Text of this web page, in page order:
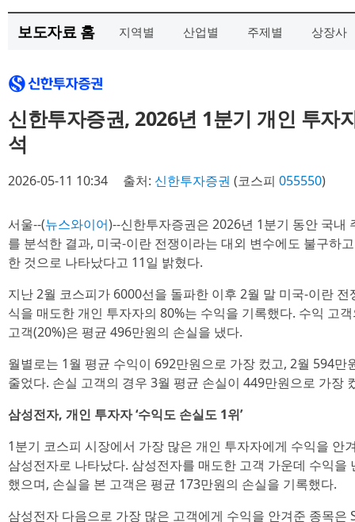
보도자료 홈 지역별 산업별 주제별 상장사
신한투자증권, 2026년 1분기 개인 투자
석
2026-05-11 10:34 출처: 신한투자증권 (코스피 055550)
서울--(뉴스와이어)--신한투자증권은 2026년 1분기 동안 국내
를 분석한 결과, 미국-이란 전쟁이라는 대외 변수에도 불구하
한 것으로 나타났다고 11일 밝혔다.
지난 2월 코스피가 6000선을 돌파한 이후 2월 말 미국-이란
식을 매도한 개인 투자자의 80%는 수익을 기록했다. 수익 고
고객(20%)은 평균 496만원의 손실을 냈다.
월별로는 1월 평균 수익이 692만원으로 가장 컸고, 2월 594
줄었다. 손실 고객의 경우 3월 평균 손실이 449만원으로 가장
삼성전자, 개인 투자자 ‘수익도 손실도 1위’
1분기 코스피 시장에서 가장 많은 개인 투자자에게 수익을 안
삼성전자로 나타났다. 삼성전자를 매도한 고객 가운데 수익
했으며, 손실을 본 고객은 평균 173만원의 손실을 기록했다.
삼성전자 다음으로 가장 많은 고객에게 수익을 안겨준 종목은